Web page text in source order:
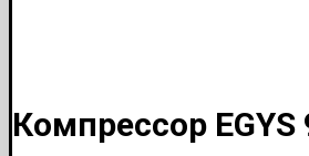
Компрессор EGYS